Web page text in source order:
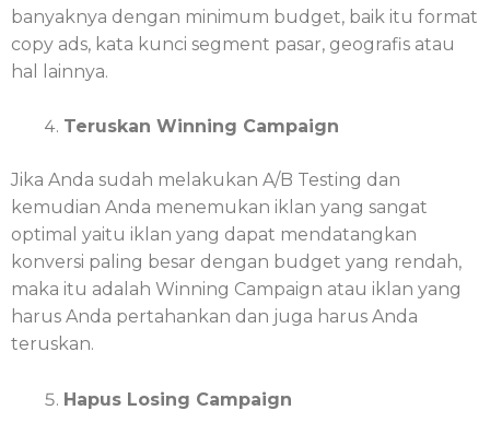
banyaknya dengan minimum budget, baik itu format
copy ads, kata kunci segment pasar, geografis atau
hal lainnya.
Teruskan Winning Campaign
Jika Anda sudah melakukan A/B Testing dan
kemudian Anda menemukan iklan yang sangat
optimal yaitu iklan yang dapat mendatangkan
konversi paling besar dengan budget yang rendah,
maka itu adalah Winning Campaign atau iklan yang
harus Anda pertahankan dan juga harus Anda
teruskan.
Hapus Losing Campaign